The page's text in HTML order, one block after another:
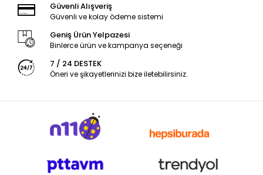
Güvenli Alışveriş
Güvenli ve kolay ödeme sistemi
Geniş Ürün Yelpazesi
Binlerce ürün ve kampanya seçeneği
7 / 24 DESTEK
Öneri ve şikayetlerinizi bize iletebilirsiniz.